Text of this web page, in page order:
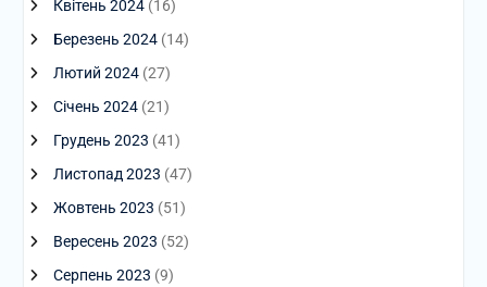
Квітень 2024(16)
Березень 2024(14)
Лютий 2024(27)
Січень 2024(21)
Грудень 2023 (41)
Листопад 2023 (47)
Жовтень 2023 (51)
Вересень 2023 (52)
Серпень 2023 (9)